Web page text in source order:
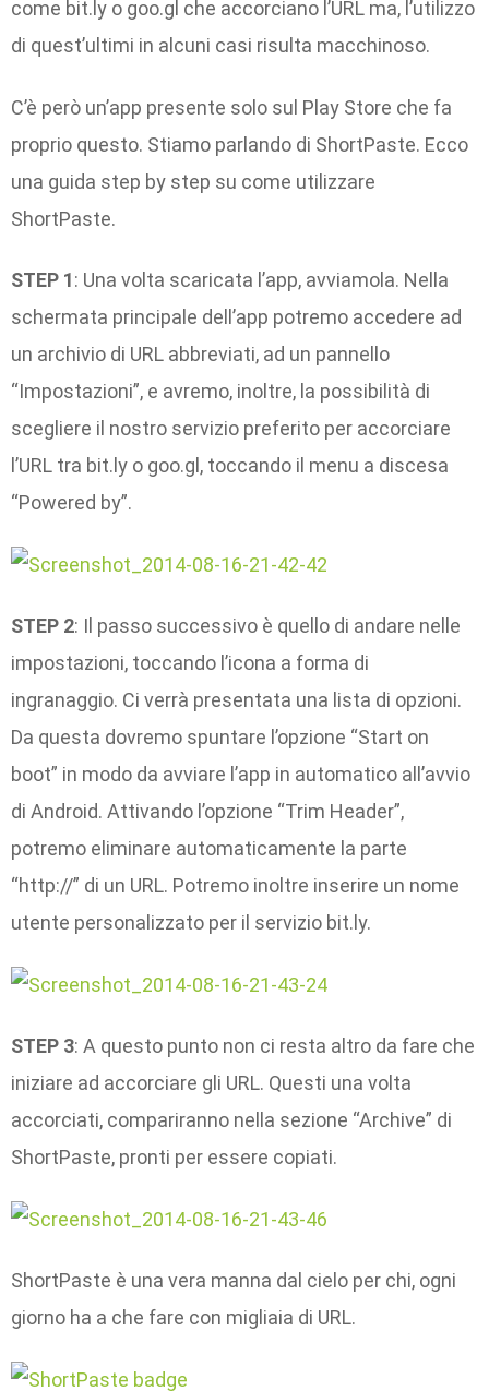
come bit.ly o goo.gl che accorciano l’URL ma, l’utilizzo
di quest’ultimi in alcuni casi risulta macchinoso.
C’è però un’app presente solo sul Play Store che fa
proprio questo. Stiamo parlando di ShortPaste. Ecco
una guida step by step su come utilizzare
ShortPaste.
STEP 1: Una volta scaricata l’app, avviamola. Nella
schermata principale dell’app potremo accedere ad
un archivio di URL abbreviati, ad un pannello
“Impostazioni”, e avremo, inoltre, la possibilità di
scegliere il nostro servizio preferito per accorciare
l’URL tra bit.ly o goo.gl, toccando il menu a discesa
“Powered by”.
STEP 2: Il passo successivo è quello di andare nelle
impostazioni, toccando l’icona a forma di
ingranaggio. Ci verrà presentata una lista di opzioni.
Da questa dovremo spuntare l’opzione “Start on
boot” in modo da avviare l’app in automatico all’avvio
di Android. Attivando l’opzione “Trim Header”,
potremo eliminare automaticamente la parte
“http://” di un URL. Potremo inoltre inserire un nome
utente personalizzato per il servizio bit.ly.
STEP 3: A questo punto non ci resta altro da fare che
iniziare ad accorciare gli URL. Questi una volta
accorciati, compariranno nella sezione “Archive” di
ShortPaste, pronti per essere copiati.
ShortPaste è una vera manna dal cielo per chi, ogni
giorno ha a che fare con migliaia di URL.